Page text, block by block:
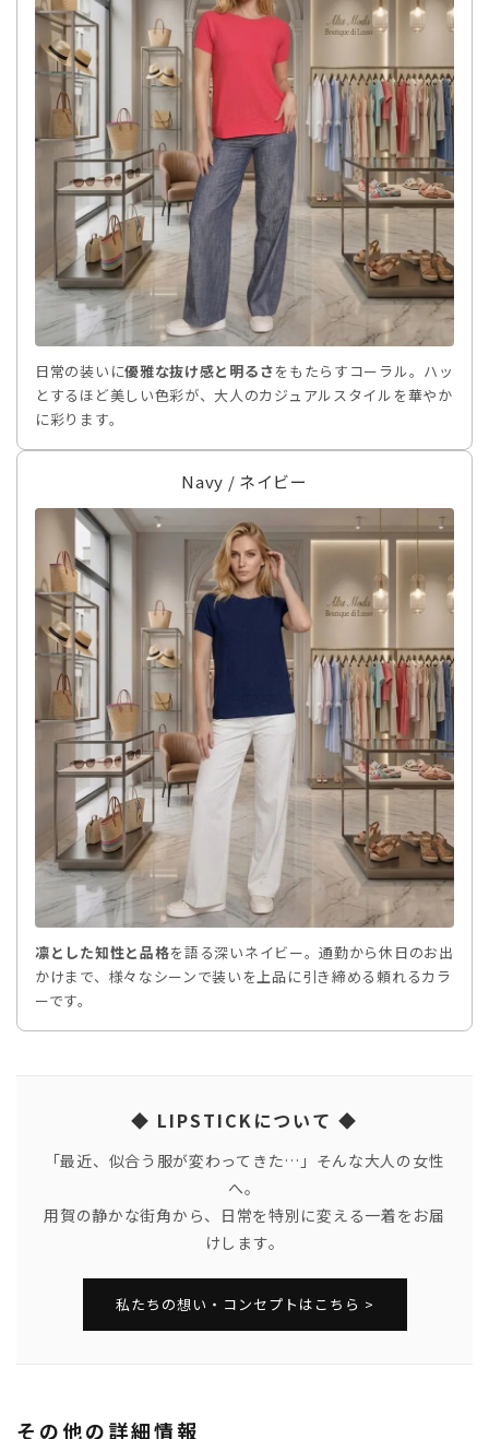
日常の装いに優雅な抜け感と明るさをもたらすコーラル。ハッ
とするほど美しい色彩が、大人のカジュアルスタイルを華やか
に彩ります。
Navy / ネイビー
凛とした知性と品格を語る深いネイビー。通勤から休日のお出
かけまで、様々なシーンで装いを上品に引き締める頼れるカラ
ーです。
◆ LIPSTICKについて ◆
「最近、似合う服が変わってきた…」そんな大人の女性
へ。
用賀の静かな街角から、日常を特別に変える一着をお届
けします。
私たちの想い・コンセプトはこちら >
その他の詳細情報